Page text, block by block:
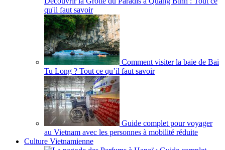
qu'il faut savoir
Comment visiter la baie de Bai
Tu Long ? Tout ce qu’il faut savoir
Guide complet pour voyager
au Vietnam avec les personnes à mobilité réduite
Culture Vietnamienne